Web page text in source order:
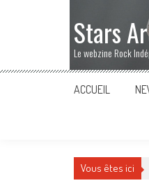
Stars
Le webzine Rock
ACCUEIL
Vous êtes ici